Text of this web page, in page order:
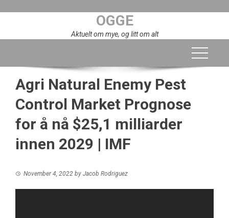
OGGE
Aktuelt om mye, og litt om alt
Agri Natural Enemy Pest
Control Market Prognose
for å nå $25,1 milliarder
innen 2029 | IMF
November 4, 2022 by Jacob Rodriguez